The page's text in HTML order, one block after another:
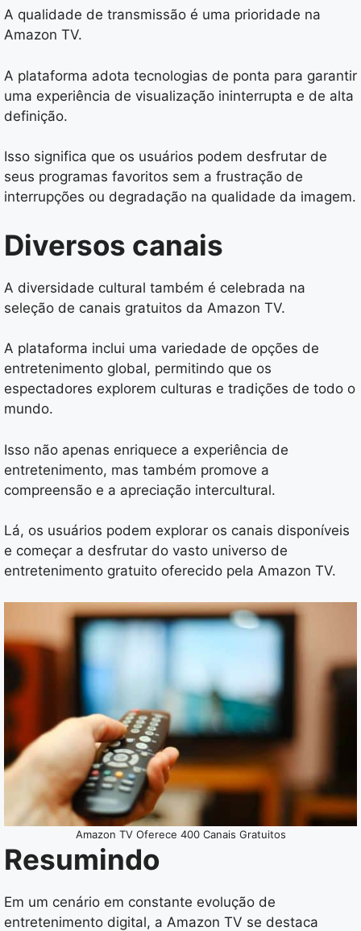
A qualidade de transmissão é uma prioridade na
Amazon TV.
A plataforma adota tecnologias de ponta para garantir
uma experiência de visualização ininterrupta e de alta
definição.
Isso significa que os usuários podem desfrutar de
seus programas favoritos sem a frustração de
interrupções ou degradação na qualidade da imagem.
Diversos canais
A diversidade cultural também é celebrada na
seleção de canais gratuitos da Amazon TV.
A plataforma inclui uma variedade de opções de
entretenimento global, permitindo que os
espectadores explorem culturas e tradições de todo o
mundo.
Isso não apenas enriquece a experiência de
entretenimento, mas também promove a
compreensão e a apreciação intercultural.
Lá, os usuários podem explorar os canais disponíveis
e começar a desfrutar do vasto universo de
entretenimento gratuito oferecido pela Amazon TV.
Amazon TV Oferece 400 Canais Gratuitos
Resumindo
Em um cenário em constante evolução de
entretenimento digital, a Amazon TV se destaca